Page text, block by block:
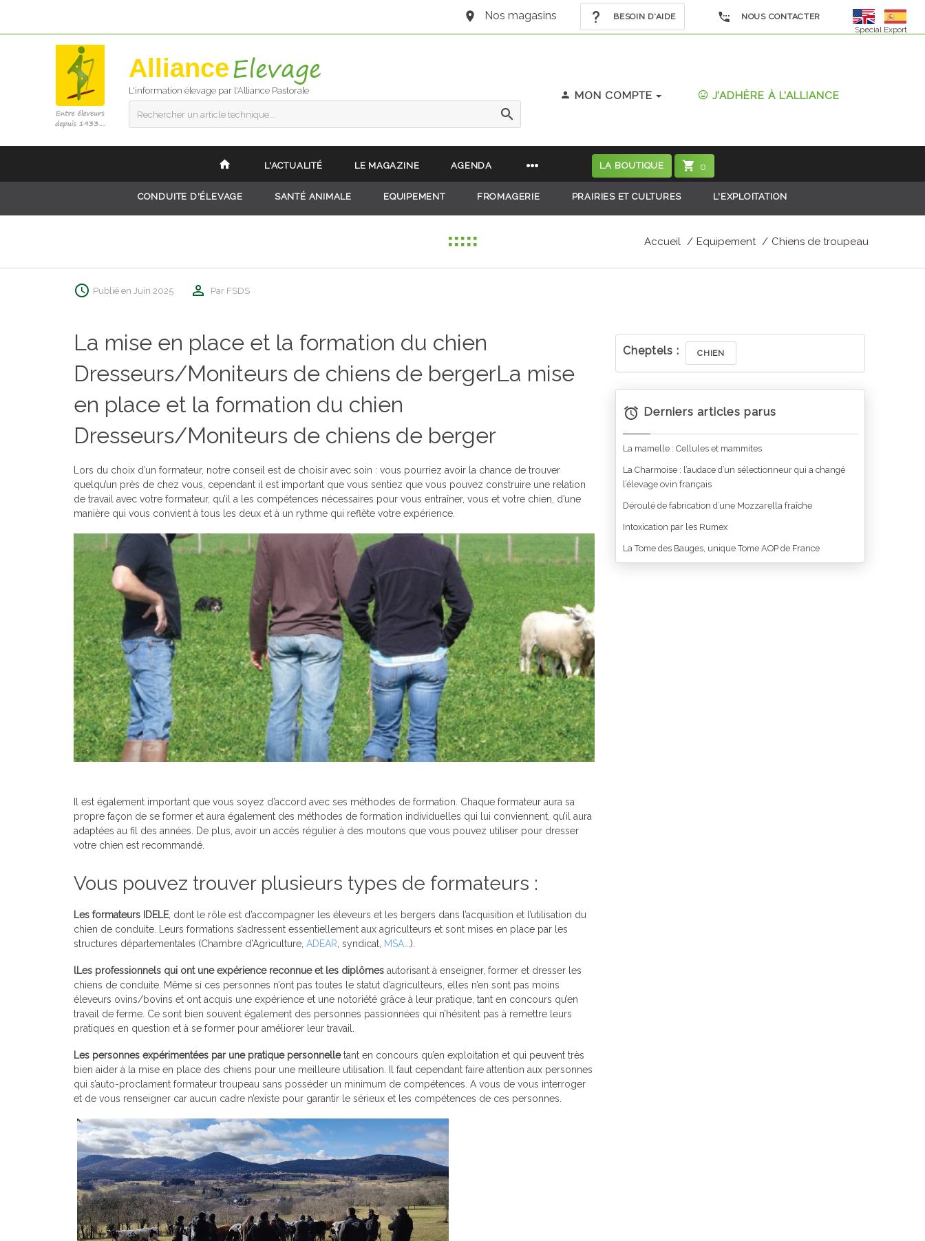
Nos magasins BESOIN D'AIDE
NOUS CONTACTER
Special Export
Alliance
L'information élevage par l'Alliance Pastorale
Rechercher un article technique...
MON COMPTE J'ADHÈRE À L'ALLIANCE
L'ACTUALITÉ LE MAGAZINE AGENDA LA BOUTIQUE 0
CONDUITE D'ÉLEVAGE SANTÉ ANIMALE EQUIPEMENT FROMAGERIE PRAIRIES ET CULTURES L'EXPLOITATION
Accueil Equipement Chiens de troupeau
Publié en Juin 2025 Par FSDS
La mise en place et la formation du chien
Dresseurs/Moniteurs de chiens de bergerLa mise
en place et la formation du chien
Dresseurs/Moniteurs de chiens de berger
Lors du choix d’un formateur, notre conseil est de choisir avec soin : vous pourriez avoir la chance de trouver
quelqu’un près de chez vous, cependant il est important que vous sentiez que vous pouvez construire une relation
de travail avec votre formateur, qu’il a les compétences nécessaires pour vous entraîner, vous et votre chien, d’une
manière qui vous convient à tous les deux et à un rythme qui reflète votre expérience.
Il est également important que vous soyez d’accord avec ses méthodes de formation. Chaque formateur aura sa
propre façon de se former et aura également des méthodes de formation individuelles qui lui conviennent, qu’il aura
adaptées au fil des années. De plus, avoir un accès régulier à des moutons que vous pouvez utiliser pour dresser
votre chien est recommandé.
Vous pouvez trouver plusieurs types de formateurs :
Les formateurs IDELE , dont le rôle est d’accompagner les éleveurs et les bergers dans l’acquisition et l’utilisation du
chien de conduite. Leurs formations s’adressent essentiellement aux agriculteurs et sont mises en place par les
structures départementales (Chambre d’Agriculture, ADEAR , syndicat, MSA ...).
lLes professionnels qui ont une expérience reconnue et les diplômes autorisant à enseigner, former et dresser les
chiens de conduite. Même si ces personnes n’ont pas toutes le statut d’agriculteurs, elles n’en sont pas moins
éleveurs ovins/bovins et ont acquis une expérience et une notoriété grâce à leur pratique, tant en concours qu’en
travail de ferme. Ce sont bien souvent également des personnes passionnées qui n’hésitent pas à remettre leurs
pratiques en question et à se former pour améliorer leur travail.
Les personnes expérimentées par une pratique personnelletant en concours qu’en exploitation et qui peuvent très
bien aider à la mise en place des chiens pour une meilleure utilisation. Il faut cependant faire attention aux personnes
qui s’auto-proclament formateur troupeau sans posséder un minimum de compétences. A vous de vous interroger
et de vous renseigner car aucun cadre n’existe pour garantir le sérieux et les compétences de ces personnes.
Cheptels : CHIEN
Derniers articles parus
La mamelle : Cellules et mammites
La Charmoise : l’audace d’un sélectionneur qui a changé
l’élevage ovin français
Déroulé de fabrication d’une Mozzarella fraîche
Intoxication par les Rumex
La Tome des Bauges, unique Tome AOP de France